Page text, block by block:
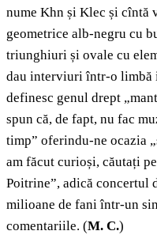
nume Khn și Klec și cîntă
geometrice alb-negru cu
triunghiuri și ovale cu
dau interviuri într-o limbă
definesc genul drept
spun că, de fapt, nu fac
timp” oferindu-ne ocazia
am făcut curioși, căutați
Poitrine”, adică concertul
milioane de fani într-un
comentariile. (M. C.)